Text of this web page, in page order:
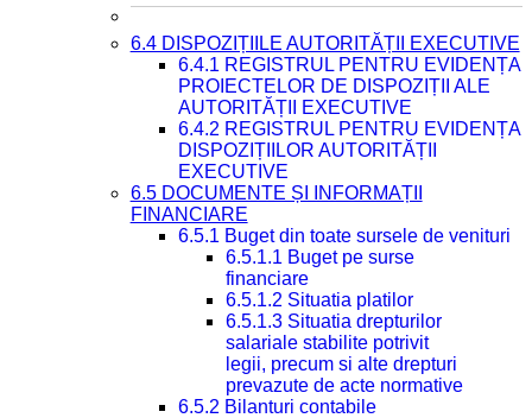
6.4 DISPOZIȚIILE AUTORITĂȚII EXECUTIVE
6.4.1 REGISTRUL PENTRU EVIDENȚA
PROIECTELOR DE DISPOZIȚII ALE
AUTORITĂȚII EXECUTIVE
6.4.2 REGISTRUL PENTRU EVIDENȚA
DISPOZIȚIILOR AUTORITĂȚII
EXECUTIVE
6.5 DOCUMENTE ȘI INFORMAȚII
FINANCIARE
6.5.1 Buget din toate sursele de venituri
6.5.1.1 Buget pe surse
financiare
6.5.1.2 Situatia platilor
6.5.1.3 Situatia drepturilor
salariale stabilite potrivit
legii, precum si alte drepturi
prevazute de acte normative
6.5.2 Bilanturi contabile